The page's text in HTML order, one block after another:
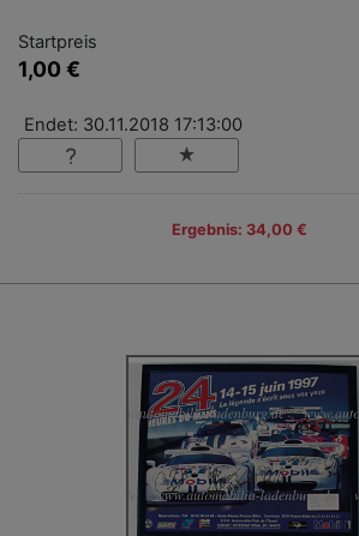
Startpreis
1,00 €
Endet: 30.11.2018 17:13:00
Ergebnis: 34,00 €